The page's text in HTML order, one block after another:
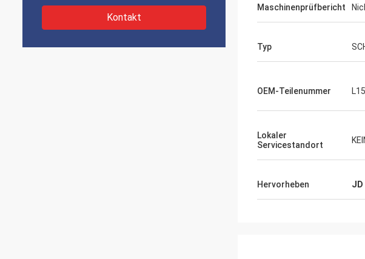
Kontakt
Maschinenprüfbericht
Typ
OEM-Teilenummer
Lokaler
Servicestandort
Hervorheben